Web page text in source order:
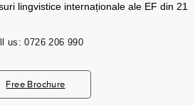
lingvistice internaționale ale EF din 21
us: 0726 206 990
Free Brochure